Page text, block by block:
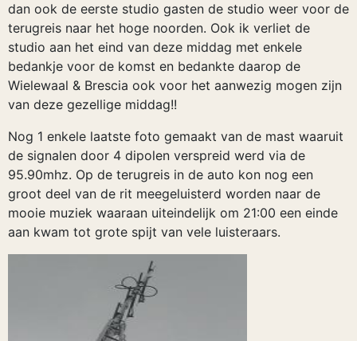
dan ook de eerste studio gasten de studio weer voor de
terugreis naar het hoge noorden. Ook ik verliet de
studio aan het eind van deze middag met enkele
bedankje voor de komst en bedankte daarop de
Wielewaal & Brescia ook voor het aanwezig mogen zijn
van deze gezellige middag!!
Nog 1 enkele laatste foto gemaakt van de mast waaruit
de signalen door 4 dipolen verspreid werd via de
95.90mhz. Op de terugreis in de auto kon nog een
groot deel van de rit meegeluisterd worden naar de
mooie muziek waaraan uiteindelijk om 21:00 een einde
aan kwam tot grote spijt van vele luisteraars.